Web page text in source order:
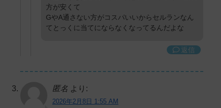
方が安くて
GやA通さない方がコスパいいからセルランなん
てとっくに当てにならなくなってるんだよな
返信
匿名 より:
2026年2月8日 1:55 AM